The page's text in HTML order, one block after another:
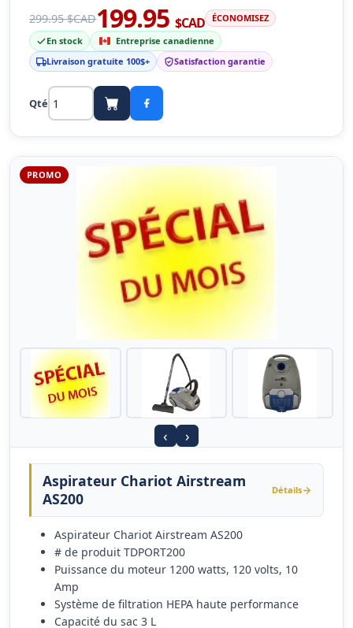
299.95 $CAD199.95$CAD
ÉCONOMISEZ
En stock
Entreprise canadienne
Livraison gratuite 100$+
Satisfaction garantie
Qté
PROMO
‹ ›
Aspirateur Chariot Airstream
AS200
Détails
Aspirateur Chariot Airstream AS200
# de produit TDPORT200
Puissance du moteur 1200 watts, 120 volts, 10
Amp
Système de filtration HEPA haute performance
Capacité du sac 3 L